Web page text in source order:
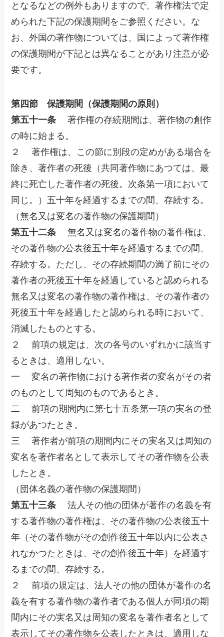
となるなどの例外もありますので、著作権法で定
められた下記の保護期間をご参照ください。な
お、外国の著作物については、国によって著作権
の保護期間が下記とは異なることがあり注意が必
要です。
第四節 保護期間（保護期間の原則）
第五十一条 著作権の存続期間は、著作物の創作
の時に始まる。
２ 著作権は、この節に別段の定めがある場合を
除き、著作者の死後（共同著作物にあつては、最
終に死亡した著作者の死後。次条第一項において
同じ。）五十年を経過するまでの間、存続する。
（無名又は変名の著作物の保護期間）
第五十二条 無名又は変名の著作物の著作権は、
その著作物の公表後五十年を経過するまでの間、
存続する。ただし、その存続期間の満了前にその
著作者の死後五十年を経過していると認められる
無名又は変名の著作物の著作権は、その著作者の
死後五十年を経過したと認められる時において、
消滅したものとする。
２ 前項の規定は、次の各号のいずれかに該当す
るときは、適用しない。
一 変名の著作物における著作者の変名がその者
のものとして周知のものであるとき。
二 前項の期間内に第七十五条第一項の実名の登
録があつたとき。
三 著作者が前項の期間内にその実名又は周知の
変名を著作者名として表示してその著作物を公表
したとき。
（団体名義の著作物の保護期間）
第五十三条 法人その他の団体が著作の名義を有
する著作物の著作権は、その著作物の公表後五十
年（その著作物がその創作後五十年以内に公表さ
れなかつたときは、その創作後五十年）を経過す
るまでの間、存続する。
２ 前項の規定は、法人その他の団体が著作の名
義を有する著作物の著作者である個人が同項の期
間内にその実名又は周知の変名を著作者名として
表示してその著作物を公表したときは、適用しな